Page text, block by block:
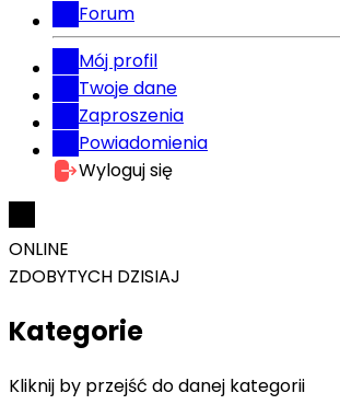
Forum
Mój profil
Twoje dane
Zaproszenia
Powiadomienia
Wyloguj się
ONLINE
ZDOBYTYCH DZISIAJ
Kategorie
Kliknij by przejść do danej kategorii